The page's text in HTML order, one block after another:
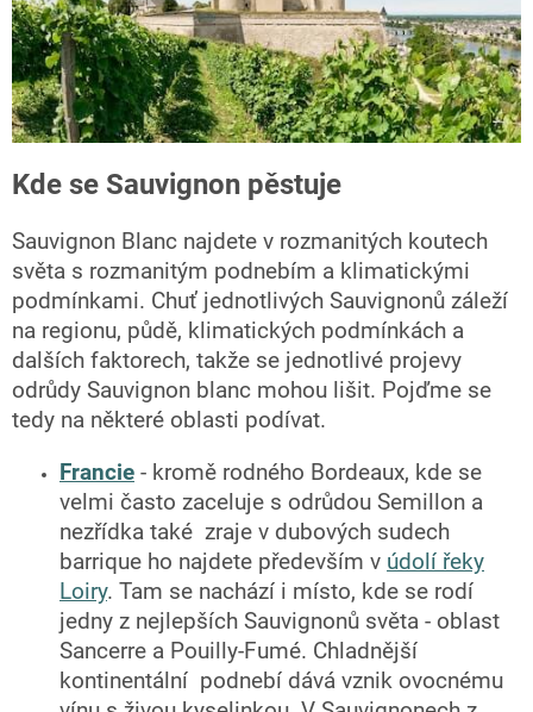
Kde se Sauvignon pěstuje
Sauvignon Blanc najdete v rozmanitých koutech
světa s rozmanitým podnebím a klimatickými
podmínkami. Chuť jednotlivých Sauvignonů záleží
na regionu, půdě, klimatických podmínkách a
dalších faktorech, takže se jednotlivé projevy
odrůdy Sauvignon blanc mohou lišit. Pojďme se
tedy na některé oblasti podívat.
Francie - kromě rodného Bordeaux, kde se
velmi často zaceluje s odrůdou Semillon a
nezřídka také zraje v dubových sudech
barrique ho najdete především v údolí řeky
Loiry. Tam se nachází i místo, kde se rodí
jedny z nejlepších Sauvignonů světa - oblast
Sancerre a Pouilly-Fumé. Chladnější
kontinentální podnebí dává vznik ovocnému